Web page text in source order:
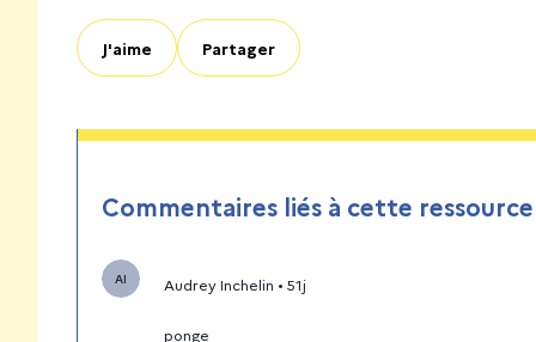
J'aime Partager
Commentaires liés à cette ressource
AI Audrey Inchelin • 51j
ponge